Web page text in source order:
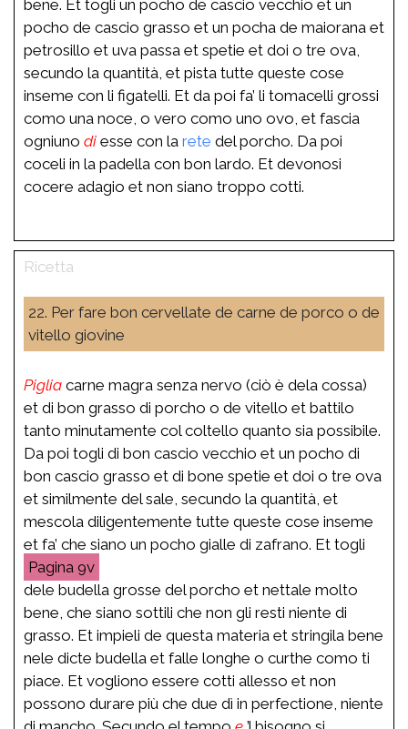
bene. Et togli un pocho de cascio vecchio et un
pocho de cascio grasso et un pocha de maiorana et
petrosillo et uva passa et spetie et doi o tre ova,
secundo la quantità, et pista tutte queste cose
inseme con li figatelli. Et da poi fa’ li tomacelli grossi
como una noce, o vero como uno ovo, et fascia
ogniuno di esse con la rete del porcho. Da poi
coceli in la padella con bon lardo. Et devonosi
cocere adagio et non siano troppo cotti.
22. Per fare bon cervellate de carne de porco o de
vitello giovine
Piglia carne magra senza nervo (ciò è dela cossa)
et di bon grasso di porcho o de vitello et battilo
tanto minutamente col coltello quanto sia possibile.
Da poi togli di bon cascio vecchio et un pocho di
bon cascio grasso et di bone spetie et doi o tre ova
et similmente del sale, secundo la quantità, et
mescola diligentemente tutte queste cose inseme
et fa’ che siano un pocho gialle di zafrano. Et togli
9v
dele budella grosse del porcho et nettale molto
bene, che siano sottili che non gli resti niente di
grasso. Et impieli de questa materia et stringila bene
nele dicte budella et falle longhe o curthe como ti
piace. Et vogliono essere cotti allesso et non
possono durare più che due dì in perfectione, niente